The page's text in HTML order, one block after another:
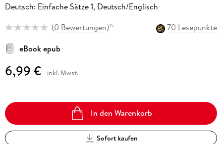
Deutsch: Einfache Sätze 1, Deutsch/Englisch
(0 Bewertungen)15
70 Lesepunkte
eBook epub
6,99 € inkl. Mwst.
In den Warenkorb
Sofort kaufen